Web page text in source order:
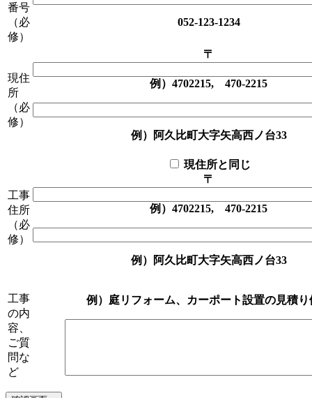
番号
（必
修）
052-123-1234
現住
所
（必
修）
〒
例）4702215, 470-2215
例）阿久比町大字矢高西ノ台33
工事
住所
（必
修）
現住所と同じ
〒
例）4702215, 470-2215
例）阿久比町大字矢高西ノ台33
工事
の内
容、
ご質
問な
ど
例）庭リフォーム、カーポート設置の見積り